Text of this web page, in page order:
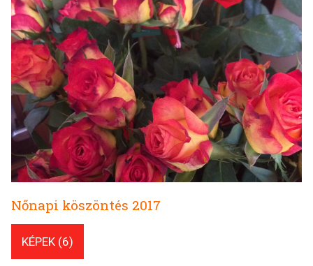
Nőnapi köszöntés 2017
KÉPEK (6)